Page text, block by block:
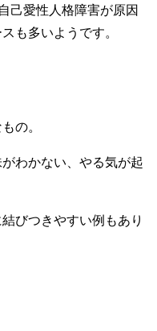
己愛性人格障害が原因
も多いようです。
の。
わかない、やる気が起
びつきやすい例もあり